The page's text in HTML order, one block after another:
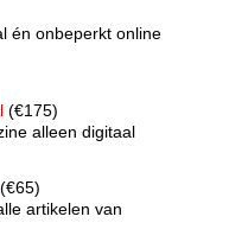
én onbeperkt online
(€175)
alleen digitaal
(€65)
artikelen van